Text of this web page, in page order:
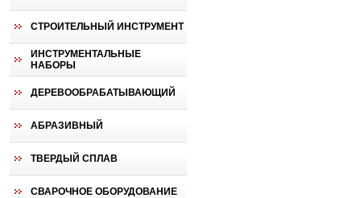
СТРОИТЕЛЬНЫЙ ИНСТРУМЕНТ
ИНСТРУМЕНТАЛЬНЫЕ
НАБОРЫ
ДЕРЕВООБРАБАТЫВАЮЩИЙ
АБРАЗИВНЫЙ
ТВЕРДЫЙ СПЛАВ
СВАРОЧНОЕ ОБОРУДОВАНИЕ